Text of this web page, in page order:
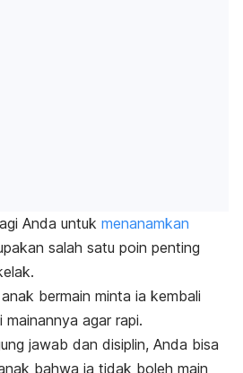
Anda untuk menanamkan
salah satu poin penting
bermain minta ia kembali
agar rapi.
jawab dan disiplin, Anda bisa
bahwa ia tidak boleh main